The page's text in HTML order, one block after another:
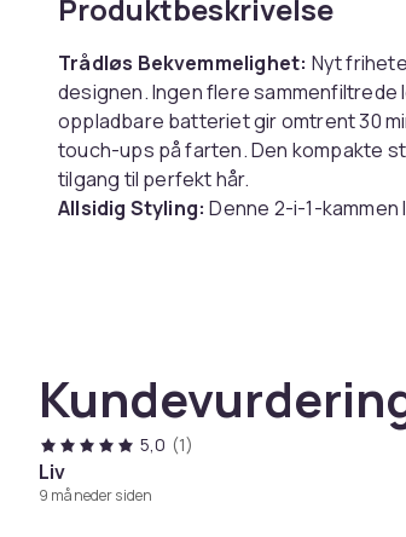
Produktbeskrivelse
Trådløs Bekvemmelighet: Nyt
designen. Ingen flere
oppladbare batteriet gir omtrent 30
touch-ups på farten. Den kompakte
tilgang til perfekt hår.
Allsidig Styling: Denne 2-i-1-
bidrar til å redusere frizz og tilføre
skåldingsdesignet sikrer sikker bruk,
Spesifikasjoner:
Størrelse: Lengde: 20 cm, Bredde: 4.5
5,0 (1)
Liv
9 måneder siden